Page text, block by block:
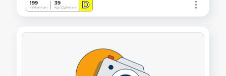
199
kWh/m².an
39
Kg CO2/m².an D